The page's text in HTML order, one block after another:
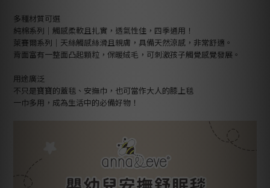
多種材質可選
純棉系列｜觸感柔軟且扎實，透氣性佳，四季通用！
萊賽爾系列｜天絲觸感絲滑且親膚，具備天然涼感，非常舒適。
背面富有一整面凸起顆粒，保暖絨毛，可刺激孩子觸覺感覺發展。
用途廣泛
不只是寶寶的蓋毯、安撫巾，也可當作大人的膝上毯
一巾多用，成為生活中的必備好物！